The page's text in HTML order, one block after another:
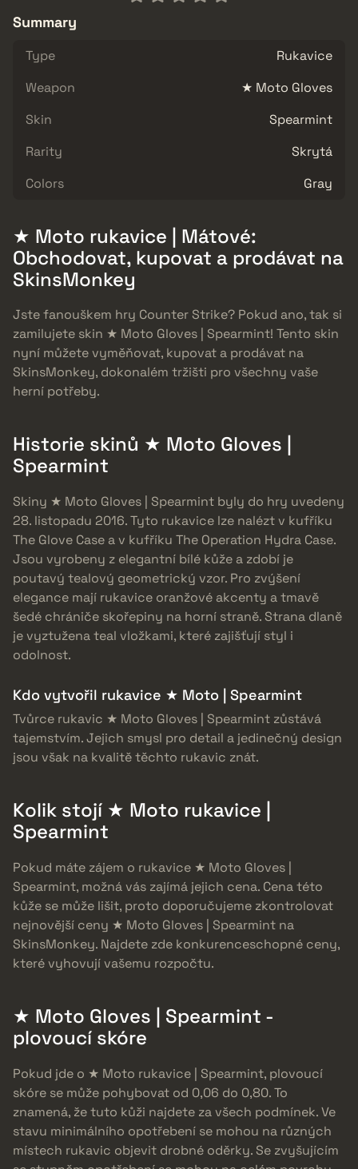
Summary
Type
Rukavice
Weapon
★ Moto Gloves
Skin
Spearmint
Rarity
Skrytá
Colors
Gray
★ Moto rukavice | Mátové:
Obchodovat, kupovat a prodávat na
SkinsMonkey
Jste fanouškem hry Counter Strike? Pokud ano, tak si
zamilujete skin ★ Moto Gloves | Spearmint! Tento skin
nyní můžete vyměňovat, kupovat a prodávat na
SkinsMonkey, dokonalém tržišti pro všechny vaše
herní potřeby.
Historie skinů ★ Moto Gloves |
Spearmint
Skiny ★ Moto Gloves | Spearmint byly do hry uvedeny
28. listopadu 2016. Tyto rukavice lze nalézt v kufříku
The Glove Case a v kufříku The Operation Hydra Case.
Jsou vyrobeny z elegantní bílé kůže a zdobí je
poutavý tealový geometrický vzor. Pro zvýšení
elegance mají rukavice oranžové akcenty a tmavě
šedé chrániče skořepiny na horní straně. Strana dlaně
je vyztužena teal vložkami, které zajišťují styl i
odolnost.
Kdo vytvořil rukavice ★ Moto | Spearmint
Tvůrce rukavic ★ Moto Gloves | Spearmint zůstává
tajemstvím. Jejich smysl pro detail a jedinečný design
jsou však na kvalitě těchto rukavic znát.
Kolik stojí ★ Moto rukavice |
Spearmint
Pokud máte zájem o rukavice ★ Moto Gloves |
Spearmint, možná vás zajímá jejich cena. Cena této
kůže se může lišit, proto doporučujeme zkontrolovat
nejnovější ceny ★ Moto Gloves | Spearmint na
SkinsMonkey. Najdete zde konkurenceschopné ceny,
které vyhovují vašemu rozpočtu.
★ Moto Gloves | Spearmint -
plovoucí skóre
Pokud jde o ★ Moto rukavice | Spearmint, plovoucí
skóre se může pohybovat od 0,06 do 0,80. To
znamená, že tuto kůži najdete za všech podmínek. Ve
stavu minimálního opotřebení se mohou na různých
místech rukavic objevit drobné oděrky. Se zvyšujícím